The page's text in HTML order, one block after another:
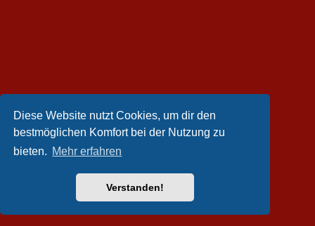
Diese Website nutzt Cookies, um dir den
bestmöglichen Komfort bei der Nutzung zu
bieten. Mehr erfahren
Verstanden!